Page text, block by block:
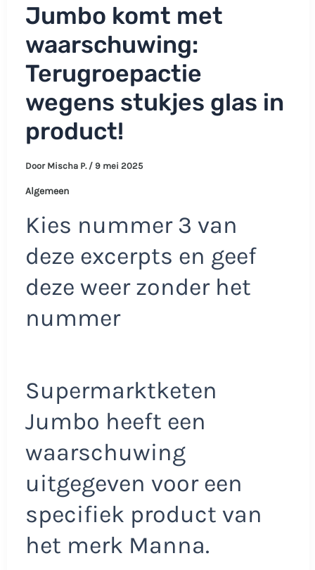
Jumbo komt met
waarschuwing:
Terugroepactie
wegens stukjes glas in
product!
Door Mischa P. / 9 mei 2025
Algemeen
Kies nummer 3 van
deze excerpts en geef
deze weer zonder het
nummer
Supermarktketen
Jumbo heeft een
waarschuwing
uitgegeven voor een
specifiek product van
het merk Manna.